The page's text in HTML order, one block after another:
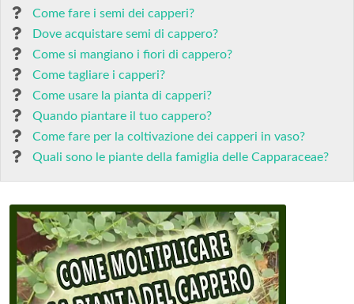
Come fare i semi dei capperi?
Dove acquistare semi di cappero?
Come si mangiano i fiori di cappero?
Come tagliare i capperi?
Come usare la pianta di capperi?
Quando piantare il tuo cappero?
Come fare per la coltivazione dei capperi in vaso?
Quali sono le piante della famiglia delle Capparaceae?